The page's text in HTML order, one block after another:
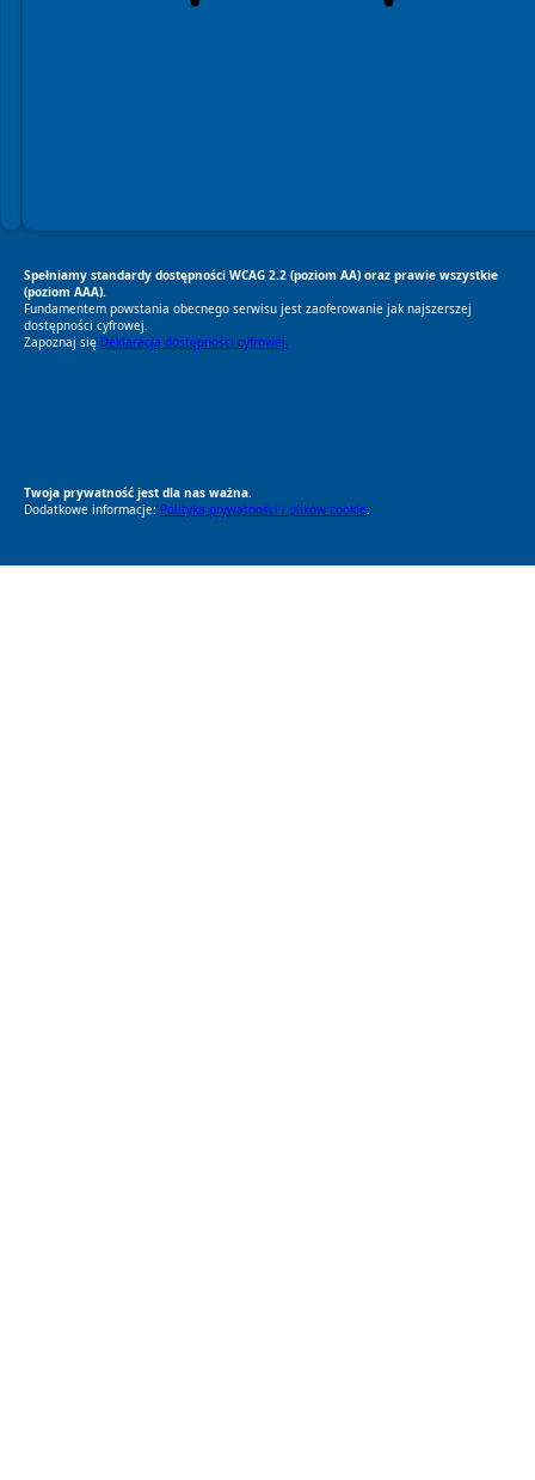
Spełniamy standardy dostępności WCAG 2.2 (poziom AA) oraz prawie wszystkie
(poziom AAA).
Fundamentem powstania obecnego serwisu jest zaoferowanie jak najszerszej
dostępności cyfrowej.
Zapoznaj się Deklaracją dostępności cyfrowej.
Twoja prywatność jest dla nas ważna.
Dodatkowe informacje: Polityka prywatności i plików cookie